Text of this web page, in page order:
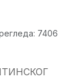
7406